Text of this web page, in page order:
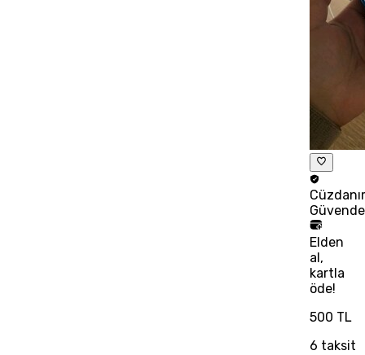
Güvende
Elden
al,
kartla
öde!
500 TL
6 taksit